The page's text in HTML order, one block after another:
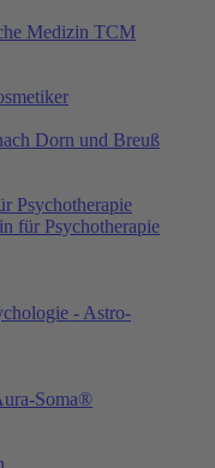
Medizin TCM
Dorn und Breuß
Psychotherapie
für Psychotherapie
- Astro-
Soma®